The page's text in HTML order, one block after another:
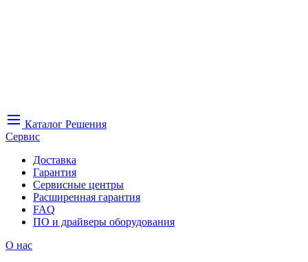
Каталог Решения
Сервис
Доставка
Гарантия
Сервисные центры
Расширенная гарантия
FAQ
ПО и драйверы оборудования
О нас